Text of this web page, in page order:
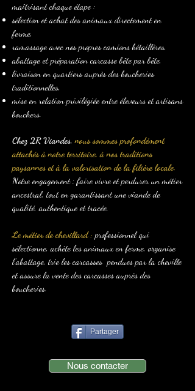
maîtrisant chaque étape :
sélection et achat des animaux directement en
ferme,
ramassage avec nos propres camions bétaillères,
abattage et préparation carcasse bête par bête,
livraison en quartiers auprès des boucheries
traditionnelles,
mise en relation privilégiée entre éleveurs et artisans
bouchers.
Chez 2R Viandes,nous sommes profondément
attachés à notre territoire, à nos traditions
paysannes et à la valorisation de la filière locale.
Notre engagement : faire vivre et perdurer un métier
ancestral, tout en garantissant une viande de
qualité, authentique et tracée.
Le métier de chevillard : professionnel qui
sélectionne, achète les animaux en ferme, organise
l’abattage, trie les carcasses pendues par la cheville
et assure la vente des carcasses auprès des
boucheries.
Partager
Nous contacter